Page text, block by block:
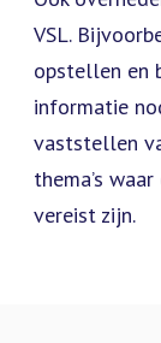
VSL.
opstellen en
informatie
vaststellen
thema’s
vereist zijn.